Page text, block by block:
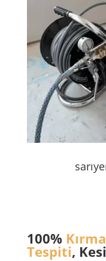
100%
Tespiti,